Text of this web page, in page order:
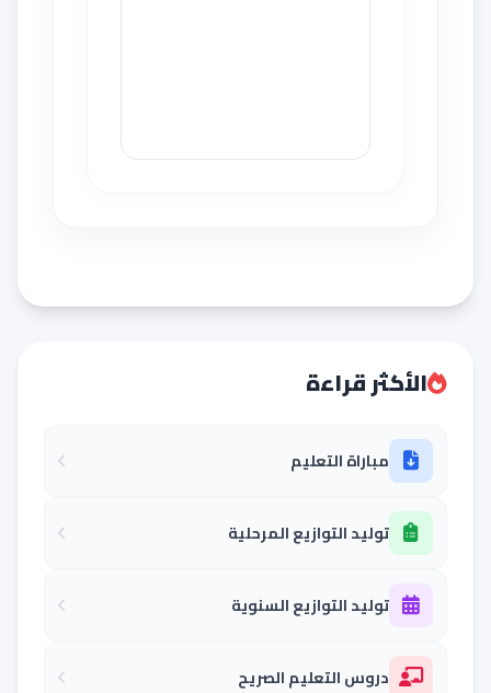
الأكثر قراءة
مباراة التعليم
توليد التوازيع المرحلية
توليد التوازيع السنوية
دروس التعليم الصريح